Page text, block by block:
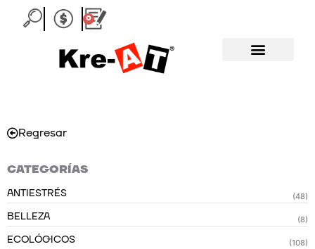
0
Carrito
Regresar
CATEGORÍAS
ANTIESTRÉS (48)
BELLEZA (8)
ECOLÓGICOS (108)